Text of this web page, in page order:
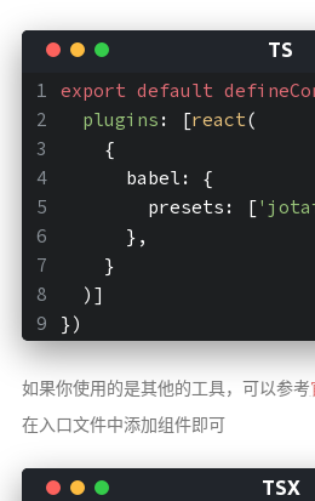
export default
plugins : [react(
    {
      babel: {
        presets: [
      },
    }
  )]
})
如果你使用的是其他的工具，可以参考
在入口文件中添加组件即可